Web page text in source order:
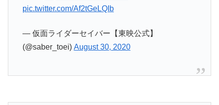
pic.twitter.com/Af2tGeLQIb
— 仮面ライダーセイバー【東映公式】
(@saber_toei) August 30, 2020